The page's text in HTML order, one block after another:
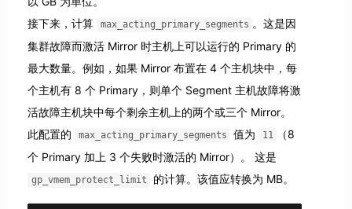
接下来，计算
max_acting_primary_segments 。这是因
集群故障而激活 Mirror 时主机上可以运行的 Primary 的
最大数量。例如，如果 Mirror 布置在 4 个主机块中，每
个主机有 8 个 Primary，则单个 Segment 主机故障将激
活故障主机块中每个剩余主机上的两个或三个 Mirror。
此配置的
max_acting_primary_segments 值为 11
（8
个 Primary 加上 3 个失败时激活的 Mirror）。 这是
gp_vmem_protect_limit 的计算。该值应转换为 MB。